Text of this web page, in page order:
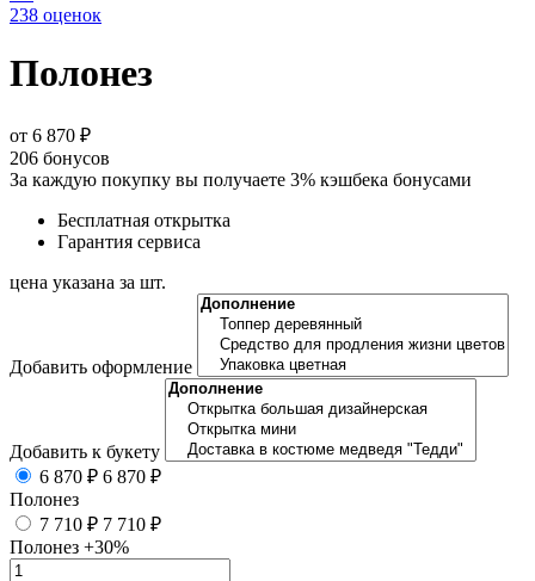
238 оценок
Полонез
от 6 870 ₽
206 бонусов
За каждую покупку вы получаете 3% кэшбека бонусами
Бесплатная открытка
Гарантия сервиса
цена указана за шт.
Добавить оформление
Добавить к букету
6 870 ₽ 6 870 ₽
Полонез
7 710 ₽ 7 710 ₽
Полонез +30%